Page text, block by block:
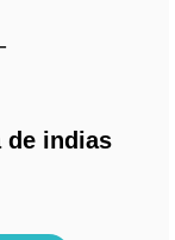
de indias